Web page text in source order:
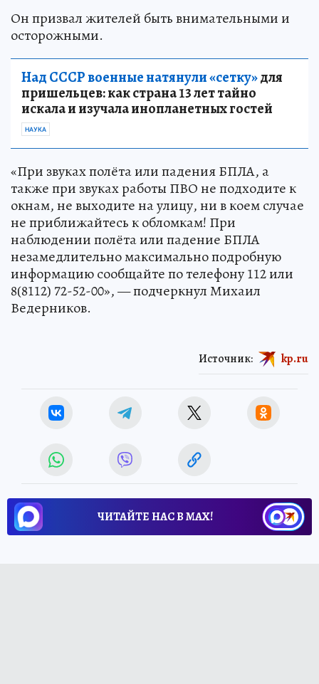
Он призвал жителей быть внимательными и
осторожными.
Над СССР военные натянули «сетку»для
пришельцев: как страна 13 лет тайно
искала и изучала инопланетных гостей
НАУКА
«При звуках полёта или падения БПЛА, а
также при звуках работы ПВО не подходите к
окнам, не выходите на улицу, ни в коем случае
не приближайтесь к обломкам! При
наблюдении полёта или падение БПЛА
незамедлительно максимально подробную
информацию сообщайте по телефону 112 или
8(8112) 72-52-00», — подчеркнул Михаил
Ведерников.
Источник: kp.ru
ЧИТАЙТЕ НАС В МАХ!